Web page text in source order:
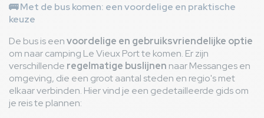
🚌 Met de bus komen: een voordelige en praktische
keuze
De bus is eenvoordelige en gebruiksvriendelijke optie
om naar camping Le Vieux Port te komen. Er zijn
verschillende regelmatige buslijnen naar Messanges en
omgeving, die een groot aantal steden en regio's met
elkaar verbinden. Hier vind je een gedetailleerde gids om
je reis te plannen: